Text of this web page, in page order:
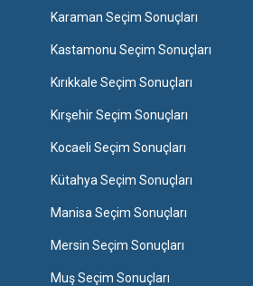
Karaman Seçim Sonuçları
Kastamonu Seçim Sonuçları
Kırıkkale Seçim Sonuçları
Kırşehir Seçim Sonuçları
Kocaeli Seçim Sonuçları
Kütahya Seçim Sonuçları
Manisa Seçim Sonuçları
Mersin Seçim Sonuçları
Muş Seçim Sonuçları